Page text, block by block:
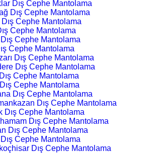
Dış Cephe Mantolama
Dış Cephe Mantolama
Cephe Mantolama
Cephe Mantolama
Cephe Mantolama
Cephe Mantolama
Dış Cephe Mantolama
Dış Cephe Mantolama
Cephe Mantolama
Cephe Mantolama
Dış Cephe Mantolama
Dış Cephe Mantolama
Dış Cephe Mantolama
Dış Cephe Mantolama
Dış Cephe Mantolama
Dış Cephe Mantolama
Dış Cephe Mantolama